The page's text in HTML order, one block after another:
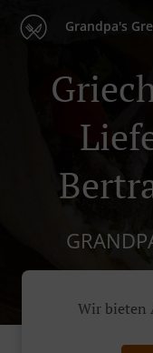
Grandpa's
Wir bieten